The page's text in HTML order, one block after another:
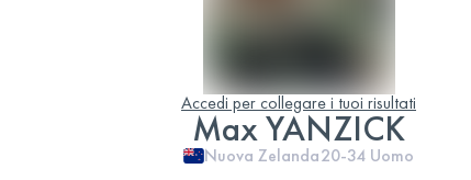
Accedi per collegare i tuoi risultati
Max YANZICK
Nuova Zelanda20-34 Uomo